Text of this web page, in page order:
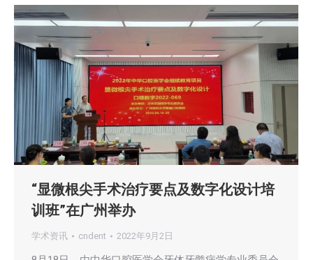
“显微根尖手术治疗要点及数字化设计培
训班”在广州举办
学术资讯 cndent 2022年9月2日